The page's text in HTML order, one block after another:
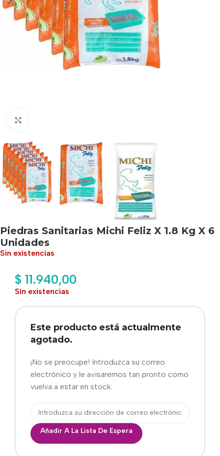
Piedras Sanitarias Michi Feliz X 1.8 Kg X 6
Unidades
Sin existencias
$ 11.940,00
Sin existencias
Este producto está actualmente
agotado.
¡No se preocupe! Introduzca su correo
electrónico y le avisaremos tan pronto como
vuelva a estar en stock.
Añadir A La Lista De Espera